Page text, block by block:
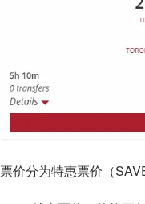
票价分为特惠票价（